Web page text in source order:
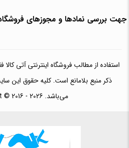
جهت بررسی نمادها و مجوزهای
استفاده از مطالب فروشگاه اینترنتی آتی
ذکر منبع بلامانع است. کلیه حقوق این
می‌باشد. Copyright © 2016 - 2026